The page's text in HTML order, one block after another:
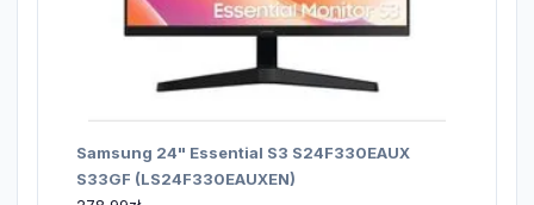
Samsung 24" Essential S3 S24F330EAUX
S33GF (LS24F330EAUXEN)